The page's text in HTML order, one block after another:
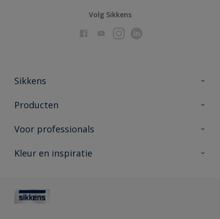
Volg Sikkens
Sikkens
Over Sikkens
Duurzaamheid
Producten
Producten voor binnen
Vind je verkooppunt
Voor professionals
Advies & service
Polyfilla Pro
Kleur en inspiratie
Kleurcollecties